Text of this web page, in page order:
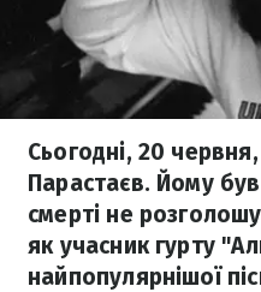
Сьогодні, 20
Парастаєв. Йому
смерті не
як учасник гурту
найпопулярнішої